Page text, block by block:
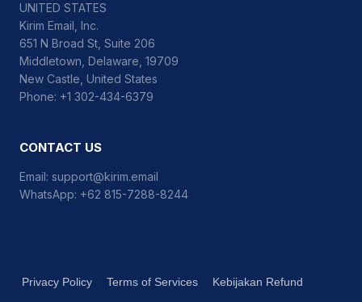
UNITED STATES
Kirim Email, Inc.
651 N Broad St, Suite 206
Middletown, Delaware, 19709
New Castle, United States
Phone: +1 302-434-6379
CONTACT US
Email: support@kirim.email
WhatsApp: +62 815-7288-8244
Privacy Policy Terms of Services Kebijakan Refund